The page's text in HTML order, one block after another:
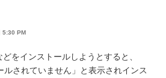
5:30 PM
をインストールしようとすると、
ルされていません」と表示されインス